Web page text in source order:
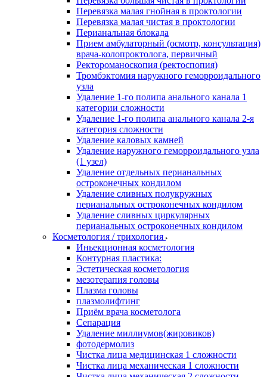
Перевязка малая гнойная в проктологии
Перевязка малая чистая в проктологии
Перианальная блокада
Прием амбулаторный (осмотр, консультация)
врача-колопроктолога, первичный
Ректороманоскопия (ректоспопия)
Тромбэктомия наружного геморроидального
узла
Удаление 1-го полипа анального канала 1
категории сложности
Удаление 1-го полипа анального канала 2-я
категория сложности
Удаление каловых камней
Удаление наружного геморроидального узла
(1 узел)
Удаление отдельных перианальных
остроконечных кондилом
Удаление сливных полукружных
перианальных остроконечных кондилом
Удаление сливных циркулярных
перианальных остроконечных кондилом
Косметология / трихология
Иньекционная косметология
Контурная пластика:
Эстетическая косметология
мезотерапия головы
Плазма головы
плазмолифтинг
Приём врача косметолога
Сепарация
Удаление миллиумов(жировиков)
фотодермолиз
Чистка лица медицинская 1 сложности
Чистка лица механическая 1 сложности